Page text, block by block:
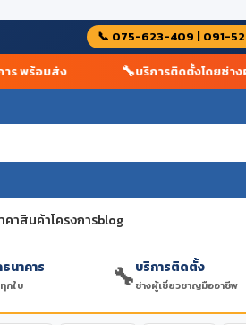
📞 075-623-409 | 091-
พร้อมส่ง บริการติดตั้งโดยช่างผู้เ
คาสินค้าโครงการblog
นาคาร
กใบ 🔧บริการติดตั้ง
ช่างผู้เชี่ยวชาญมืออาชีพ